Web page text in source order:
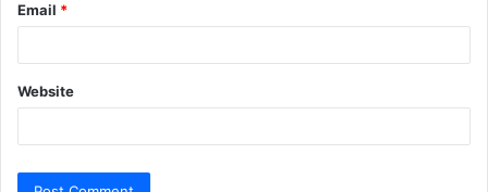
Email *
Website